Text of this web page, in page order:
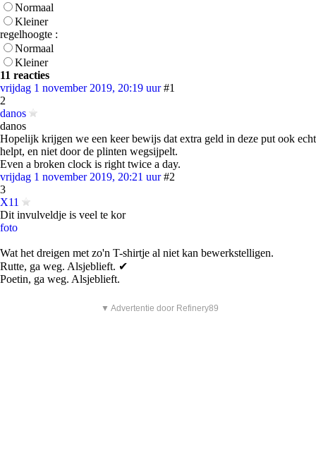
Normaal
Kleiner
regelhoogte :
Normaal
Kleiner
11 reacties
vrijdag 1 november 2019, 20:19 uur #1
2
danos
danos
Hopelijk krijgen we een keer bewijs dat extra geld in deze put ook echt
helpt, en niet door de plinten wegsijpelt.
Even a broken clock is right twice a day.
vrijdag 1 november 2019, 20:21 uur #2
3
X11
Dit invulveldje is veel te kor
foto
Wat het dreigen met zo'n T-shirtje al niet kan bewerkstelligen.
Rutte, ga weg. Alsjeblieft. ✔
Poetin, ga weg. Alsjeblieft.
▼ Advertentie door Refinery89